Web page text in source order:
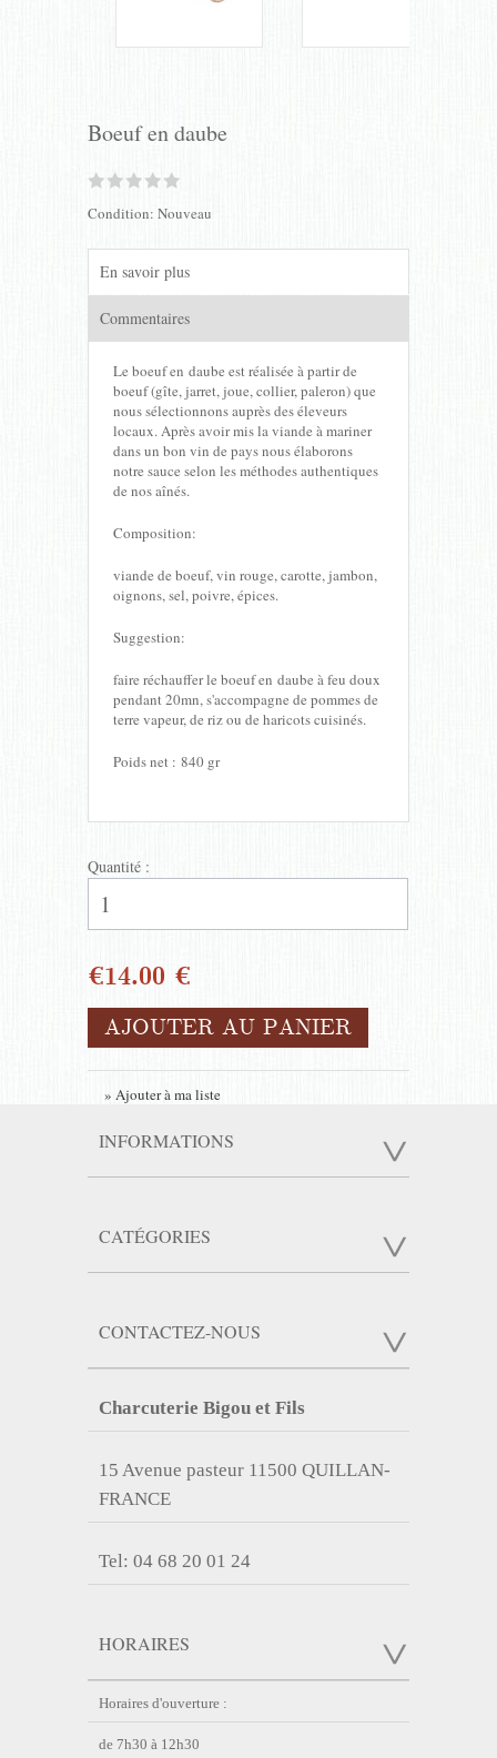
Boeuf en daube
Condition: Nouveau
En savoir plus
Commentaires
Le boeuf en daube est réalisée à partir de
boeuf (gîte, jarret, joue, collier, paleron) que
nous sélectionnons auprès des éleveurs
locaux. Après avoir mis la viande à mariner
dans un bon vin de pays nous élaborons
notre sauce selon les méthodes authentiques
de nos aînés.
Composition:
viande de boeuf, vin rouge, carotte, jambon,
oignons, sel, poivre, épices.
Suggestion:
faire réchauffer le boeuf en daube à feu doux
pendant 20mn, s'accompagne de pommes de
terre vapeur, de riz ou de haricots cuisinés.
Poids net : 840 gr
Quantité :
€14.00 €
AJOUTER AU PANIER
» Ajouter à ma liste
INFORMATIONS
CATÉGORIES
CONTACTEZ-NOUS
Charcuterie Bigou et Fils
15 Avenue pasteur 11500 QUILLAN-
FRANCE
Tel: 04 68 20 01 24
HORAIRES
Horaires d'ouverture :
de 7h30 à 12h30